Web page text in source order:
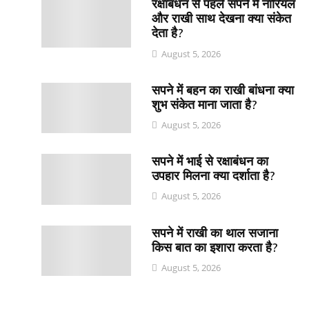
रक्षाबंधन से पहले सपने में नारियल
और राखी साथ देखना क्या संकेत
देता है?
August 5, 2026
सपने में बहन का राखी बांधना क्या
शुभ संकेत माना जाता है?
August 5, 2026
सपने में भाई से रक्षाबंधन का
उपहार मिलना क्या दर्शाता है?
August 5, 2026
सपने में राखी का थाल सजाना
किस बात का इशारा करता है?
August 5, 2026